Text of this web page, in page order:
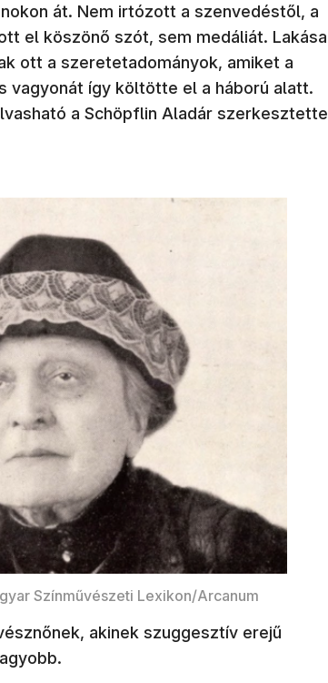
át. Nem irtózott a szenvedéstől, a
el köszönő szót, sem medáliát. Lakása
ott a szeretetadományok, amiket a
így költötte el a háború alatt.
a Schöpflin Aladár szerkesztette
Színművészeti Lexikon/Arcanum
akinek szuggesztív erejű